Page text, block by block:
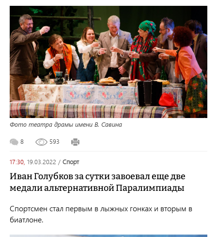
Фото театра драмы имени В. Савина
8 593
17:30, 19.03.2022 / спорт
Иван Голубков за сутки завоевал еще две
медали альтернативной Паралимпиады
Спортсмен стал первым в лыжных гонках и вторым в
биатлоне.